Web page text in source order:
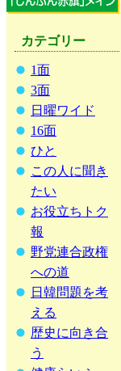
カテゴリー
1面
3面
日曜ワイド
16面
ひと
この人に聞き
たい
お役立ちトク
報
野党連合政権
への道
日韓問題を考
える
歴史に向き合
う